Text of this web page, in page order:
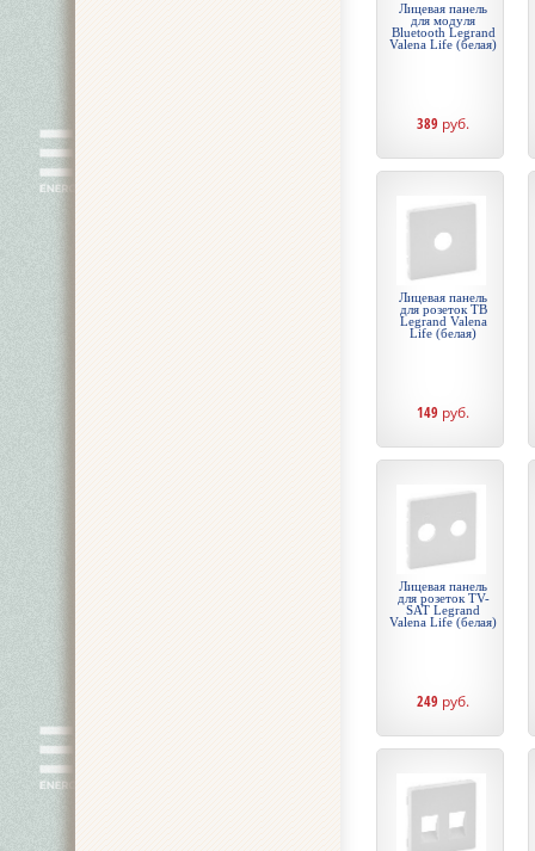
Лицевая панель
для модуля
Bluetooth Legrand
Valena Life (белая)
389 руб.
Лицевая панель
для розеток ТВ
Legrand Valena
Life (белая)
149 руб.
Лицевая панель
для розеток TV-
SAT Legrand
Valena Life (белая)
249 руб.